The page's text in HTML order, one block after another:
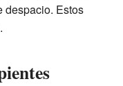
despacio. Estos